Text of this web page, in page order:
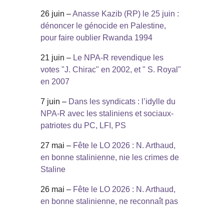
26 juin –Anasse Kazib (RP) le 25 juin :
dénoncer le génocide en Palestine,
pour faire oublier Rwanda 1994
21 juin – Le NPA-R revendique les
votes "J. Chirac" en 2002, et " S. Royal"
en 2007
7 juin – Dans les syndicats : l’idylle du
NPA-R avec les staliniens et sociaux-
patriotes du PC, LFI, PS
27 mai – Fête le LO 2026 : N. Arthaud,
en bonne stalinienne, nie les crimes de
Staline
26 mai – Fête le LO 2026 : N. Arthaud,
en bonne stalinienne, ne reconnaît pas